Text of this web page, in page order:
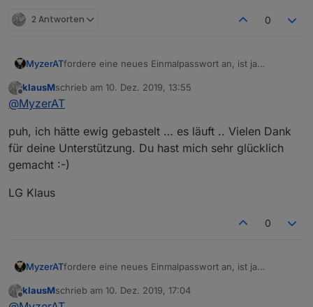
2 Antworten 0
MyzerATfordere eine neues Einmalpasswort an, ist ja
Offline
klausMschrieb am 10. Dez. 2019, 13:55
zuletzt editiert von
@MyzerAT
puh, ich hätte ewig gebastelt … es läuft .. Vielen Dank
für deine Unterstützung. Du hast mich sehr glücklich
gemacht :-)
LG Klaus
0
MyzerATfordere eine neues Einmalpasswort an, ist ja
Offline
klausMschrieb am 10. Dez. 2019, 17:04
zuletzt editiert von